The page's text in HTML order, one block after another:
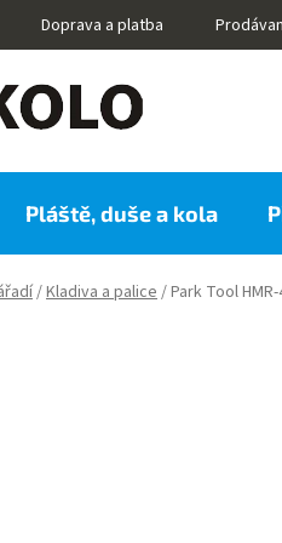
Doprava a platba
Pláště, duše a kola
/Kladiva a palice/Park Tool